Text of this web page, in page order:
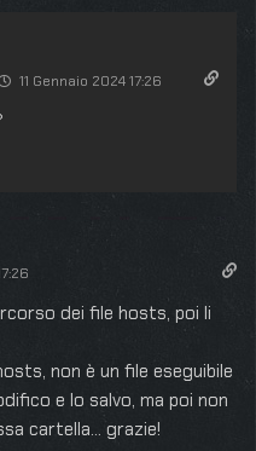
11 Gennaio 2024 17:26
dei file hosts, poi li
non è un file eseguibile
e lo salvo, ma poi non
cartella… grazie!